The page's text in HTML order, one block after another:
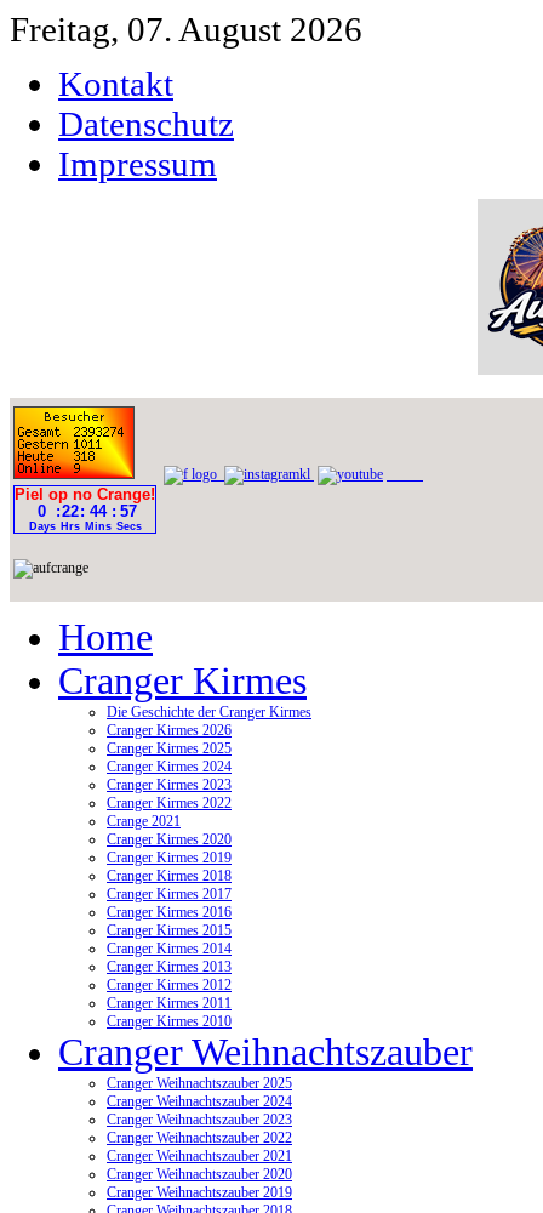
Freitag, 07. August 2026
Kontakt
Datenschutz
Impressum
Home
Cranger Kirmes
Die Geschichte der Cranger Kirmes
Cranger Kirmes 2026
Cranger Kirmes 2025
Cranger Kirmes 2024
Cranger Kirmes 2023
Cranger Kirmes 2022
Crange 2021
Cranger Kirmes 2020
Cranger Kirmes 2019
Cranger Kirmes 2018
Cranger Kirmes 2017
Cranger Kirmes 2016
Cranger Kirmes 2015
Cranger Kirmes 2014
Cranger Kirmes 2013
Cranger Kirmes 2012
Cranger Kirmes 2011
Cranger Kirmes 2010
Cranger Weihnachtszauber
Cranger Weihnachtszauber 2025
Cranger Weihnachtszauber 2024
Cranger Weihnachtszauber 2023
Cranger Weihnachtszauber 2022
Cranger Weihnachtszauber 2021
Cranger Weihnachtszauber 2020
Cranger Weihnachtszauber 2019